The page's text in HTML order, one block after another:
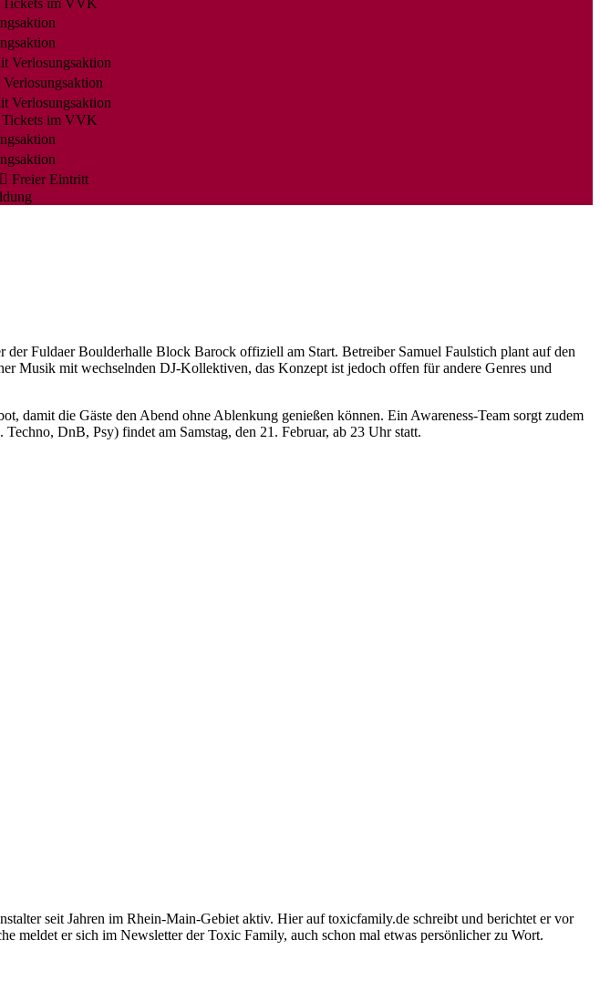
Tickets im VVK
Verlosungsaktion
Verlosungsaktion
Tickets im VVK
Freier Eintritt
Fuldaer Boulderhalle Block Barock offiziell am Start. Betreiber Samuel Faulstich plant auf den
Musik mit wechselnden DJ-Kollektiven, das Konzept ist jedoch offen für andere Genres und
damit die Gäste den Abend ohne Ablenkung genießen können. Ein Awareness-Team sorgt zudem
DnB, Psy) findet am Samstag, den 21. Februar, ab 23 Uhr statt.
seit Jahren im Rhein-Main-Gebiet aktiv. Hier auf toxicfamily.de schreibt und berichtet er vor
meldet er sich im Newsletter der Toxic Family, auch schon mal etwas persönlicher zu Wort.